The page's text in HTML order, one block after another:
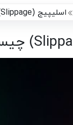
اسلیپیج (Slippage) چیست؟